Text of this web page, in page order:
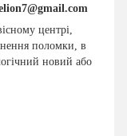
центрі,
поломки, в
новий або